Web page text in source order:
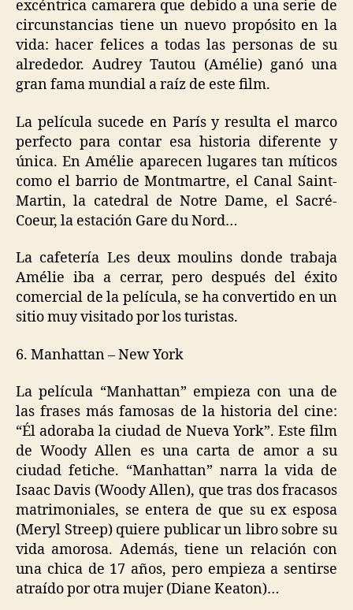
excéntrica camarera que debido a una serie de
circunstancias tiene un nuevo propósito en la
vida: hacer felices a todas las personas de su
alrededor. Audrey Tautou (Amélie) ganó una
gran fama mundial a raíz de este film.
La película sucede en París y resulta el marco
perfecto para contar esa historia diferente y
única. En Amélie aparecen lugares tan míticos
como el barrio de Montmartre, el Canal Saint-
Martin, la catedral de Notre Dame, el Sacré-
Coeur, la estación Gare du Nord…
La cafetería Les deux moulins donde trabaja
Amélie iba a cerrar, pero después del éxito
comercial de la película, se ha convertido en un
sitio muy visitado por los turistas.
6. Manhattan – New York
La película “Manhattan” empieza con una de
las frases más famosas de la historia del cine:
“Él adoraba la ciudad de Nueva York”. Este film
de Woody Allen es una carta de amor a su
ciudad fetiche. “Manhattan” narra la vida de
Isaac Davis (Woody Allen), que tras dos fracasos
matrimoniales, se entera de que su ex esposa
(Meryl Streep) quiere publicar un libro sobre su
vida amorosa. Además, tiene un relación con
una chica de 17 años, pero empieza a sentirse
atraído por otra mujer (Diane Keaton)…